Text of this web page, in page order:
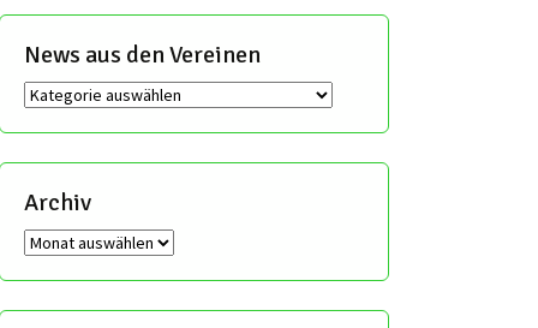
News aus den Vereinen
News
Vereinen
Archiv
Archiv